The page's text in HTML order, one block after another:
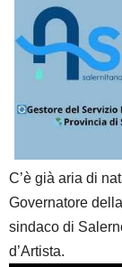
C’è già aria di
Governatore
sindaco di
d’Artista.